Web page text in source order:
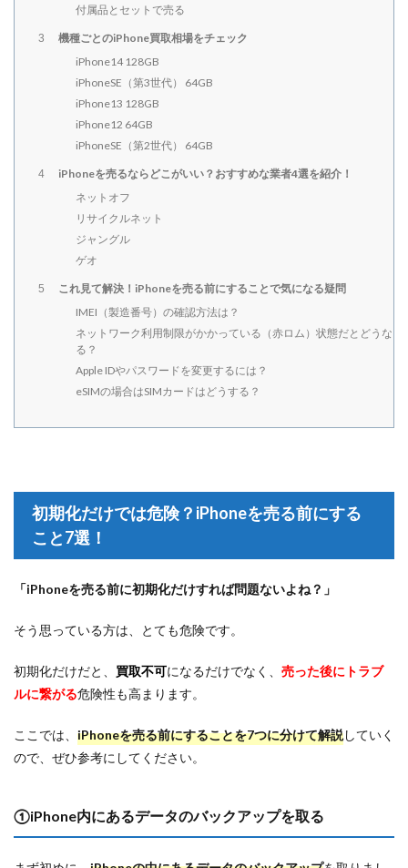
付属品とセットで売る
3
機種ごとのiPhone買取相場をチェック
iPhone14 128GB
iPhoneSE（第3世代） 64GB
iPhone13 128GB
iPhone12 64GB
iPhoneSE（第2世代） 64GB
4
iPhoneを売るならどこがいい？おすすめな業者4選を紹介！
ネットオフ
リサイクルネット
ジャングル
ゲオ
5
これ見て解決！iPhoneを売る前にすることで気になる疑問
IMEI（製造番号）の確認方法は？
ネットワーク利用制限がかかっている（赤ロム）状態だとどうな
る？
Apple IDやパスワードを変更するには？
eSIMの場合はSIMカードはどうする？
初期化だけでは危険？iPhoneを売る前にする
こと7選！
「iPhoneを売る前に初期化だけすれば問題ないよね？」
そう思っている方は、とても危険です。
初期化だけだと、 買取不可になるだけでなく、 売った後にトラブ
ルに繋がる危険性も高まります。
ここでは、 iPhoneを売る前にすることを7つに分けて解説していく
ので、ぜひ参考にしてください。
①iPhone内にあるデータのバックアップを取る